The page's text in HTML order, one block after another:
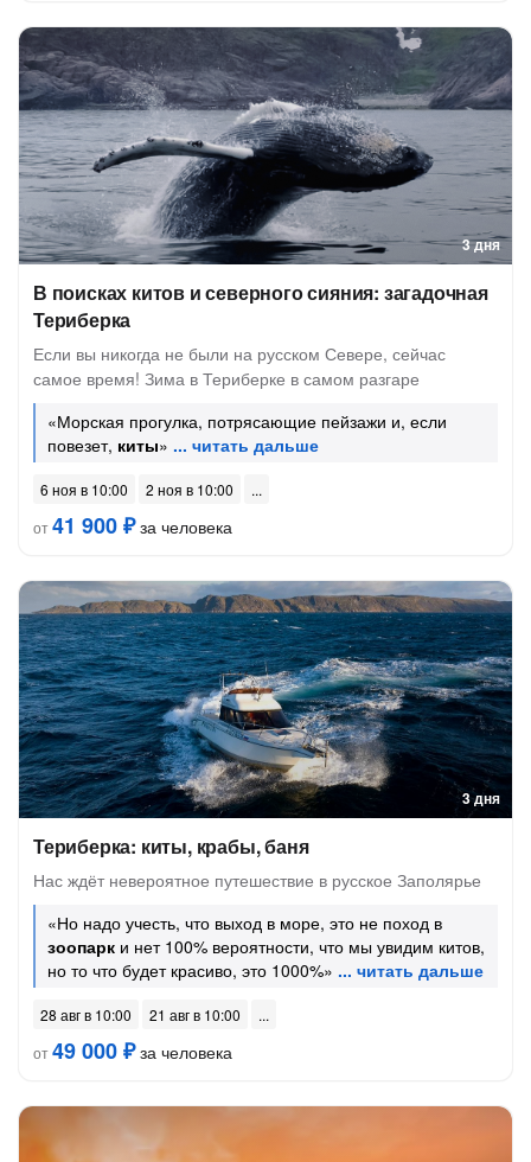
3 дня
В поисках китов и северного сияния: загадочная
Териберка
Если вы никогда не были на русском Севере, сейчас
самое время! Зима в Териберке в самом разгаре
«Морская прогулка, потрясающие пейзажи и, если
повезет, киты»
6 ноя в 10:00
2 ноя в 10:00
от41 900 ₽за человека
3 дня
Териберка: киты, крабы, баня
Нас ждёт невероятное путешествие в русское Заполярье
«Но надо учесть, что выход в море, это не поход в
зоопарк и нет 100% вероятности, что мы увидим китов,
но то что будет красиво, это 1000%»
28 авг в 10:00
21 авг в 10:00
от49 000 ₽за человека